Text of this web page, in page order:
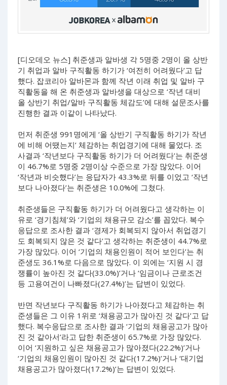
[디오데오 뉴스] 취준생과 알바생 각 5명중 2명이 올 상반
기 취업과 알바 구직활동 하기가 ‘여전히 어려웠다’고 답
했다. 잡코리아 알바몬과 함께 작년 이래 취업 및 알바 구
직활동을 해 온 취준생과 알바생을 대상으로 ‘작년 대비
올 상반기 취업/알바 구직활동 체감도’에 대해 설문조사를
진행한 결과 이같이 나타났다.
먼저 취준생 991명에게 ‘올 상반기 구직활동 하기가 작년
에 비해 어땠는지’ 체감하는 취업경기에 대해 물었다. 조
사결과 ‘작년보다 구직활동 하기가 더 어려웠다’는 취준생
이 46.7%로 5명중 2명이상 수준으로 가장 많았다. 이어
‘작년과 비슷했다’는 응답자가 43.3%로 뒤를 이었고 ‘작년
보다 나아졌다’는 취준생은 10.0%에 그쳤다.
취준생들은 구직활동 하기가 더 어려웠다고 생각하는 이
유로 ‘경기침체’와 ‘기업의 채용규모 감소’를 꼽았다. 복수
응답으로 조사한 결과 ‘경제가 회복되지 않아서 취업경기
도 회복되지 않은 것 같다’고 생각하는 취준생이 44.7%로
가장 많았다. 이어 ‘기업의 채용인원이 적어 보인다’는 취
준생도 36.1%로 다음으로 많았다. 이 외에는 ‘지원 시 경
쟁률이 높아진 것 같다(33.0%)’거나 ‘임금이나 근로조건
등 고용여건이 나빠졌다(27.4%)’는 답변이 있었다.
반면 작년보다 구직활동 하기가 나아졌다고 체감하는 취
준생들은 그 이유 1위로 ‘채용공고가 많아진 것 같다’고 답
했다. 복수응답으로 조사한 결과 ‘기업의 채용공고가 많아
진 것 같아서’라고 답한 취준생이 65.7%로 가장 많았다.
이어 ‘지원하고 싶은 채용공고가 많아졌다(22.2%)’거나
‘기업의 채용인원이 많아진 것 같다(17.2%)’거나 ‘대기업
채용공고가 많아졌다(17.2%)’는 답변이 있었다.